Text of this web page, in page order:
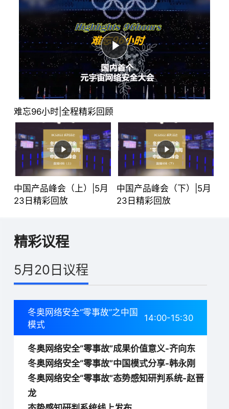
难忘96小时|全程精彩回顾
中国产品峰会（上）|5月
23日精彩回放
中国产品峰会（下）|5月
23日精彩回放
精彩议程
5月20日议程
冬奥网络安全“零事故”之中国
模式
14:00-15:30
冬奥网络安全“零事故”成果价值意义-齐向东
冬奥网络安全“零事故”中国模式分享-韩永刚
冬奥网络安全“零事故”态势感知研判系统-赵晋
龙